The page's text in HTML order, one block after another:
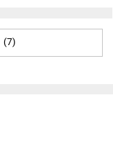
(7)